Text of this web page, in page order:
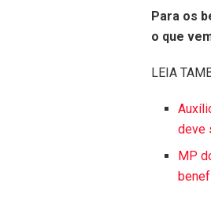
Para os
o que
LEIA
deve
MP